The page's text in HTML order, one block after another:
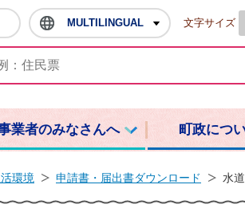
ムページ MULTILINGUAL 文字サイズ
業者のみなさんへ 町政につ
環境 申請書・届出書ダウンロード 水